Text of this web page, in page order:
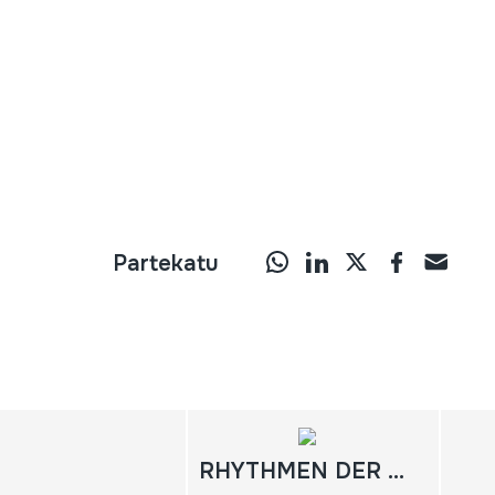
Partekatu
RHYTHMEN DER MALINKE / GUINEA